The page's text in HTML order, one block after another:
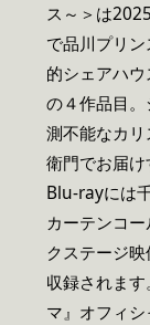
ス～＞は
で品川プリ
的シェアハ
の４作品目
測不能なカ
衛門でお届け
Blu-rayには
カーテンコ
クステージ
収録されま
マ』オフィシ